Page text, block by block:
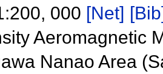
000 [Net]
Aeromagnetic
Nanao Area